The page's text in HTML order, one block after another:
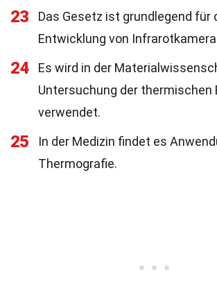
23
Das Gesetz ist grundlegend für
Entwicklung von
24
Es wird in der
Untersuchung der thermischen
verwendet.
25
In der Medizin findet es
Thermografie.